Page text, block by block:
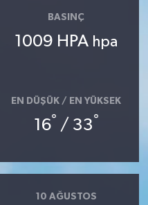
BASINÇ
1009 HPA hpa
EN DÜŞÜK / EN YÜKSEK
16° / 33°
10 AĞUSTOS